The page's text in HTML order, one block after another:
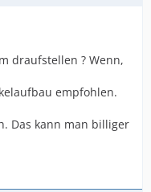
draufstellen ? Wenn,
empfohlen.
Das kann man billiger